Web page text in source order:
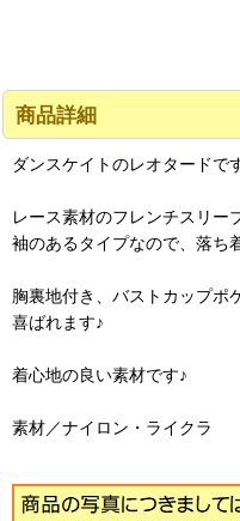
商品詳細
ダンスケイトのレオタードで
レース素材のフレンチスリー
袖のあるタイプなので、落ち
胸裏地付き、バストカップポ
喜ばれます♪
着心地の良い素材です♪
素材／ナイロン・ライクラ